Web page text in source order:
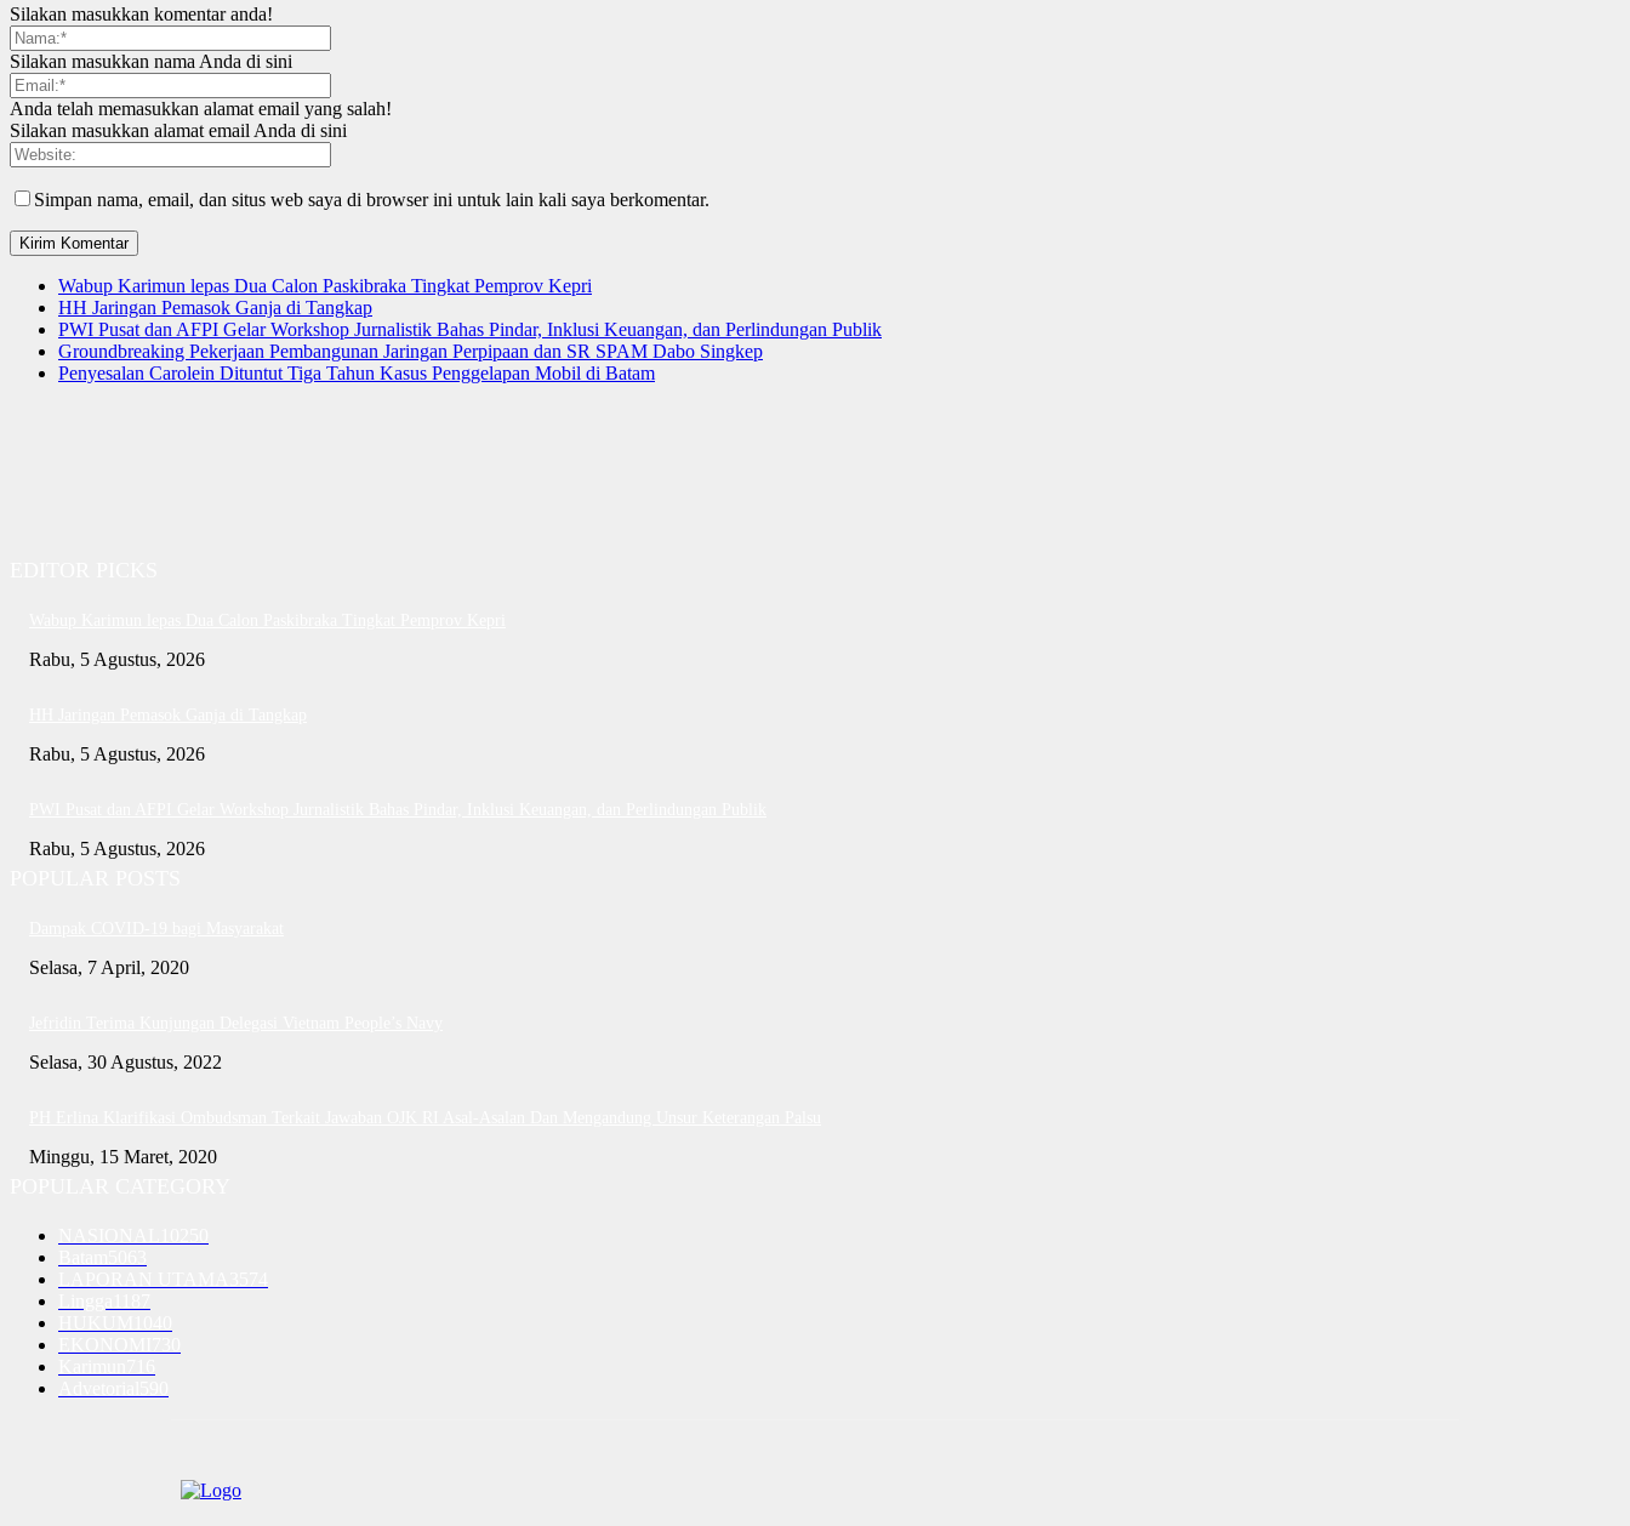
Silakan masukkan komentar anda!
Silakan masukkan nama Anda di sini
Anda telah memasukkan alamat email yang salah!
Silakan masukkan alamat email Anda di sini
Simpan nama, email, dan situs web saya di browser ini untuk lain kali saya berkomentar.
Wabup Karimun lepas Dua Calon Paskibraka Tingkat Pemprov Kepri
HH Jaringan Pemasok Ganja di Tangkap
PWI Pusat dan AFPI Gelar Workshop Jurnalistik Bahas Pindar, Inklusi Keuangan, dan Perlindungan Publik
Groundbreaking Pekerjaan Pembangunan Jaringan Perpipaan dan SR SPAM Dabo Singkep
Penyesalan Carolein Dituntut Tiga Tahun Kasus Penggelapan Mobil di Batam
Rabu, 5 Agustus, 2026
Rabu, 5 Agustus, 2026
Rabu, 5 Agustus, 2026
Selasa, 7 April, 2020
Selasa, 30 Agustus, 2022
Minggu, 15 Maret, 2020